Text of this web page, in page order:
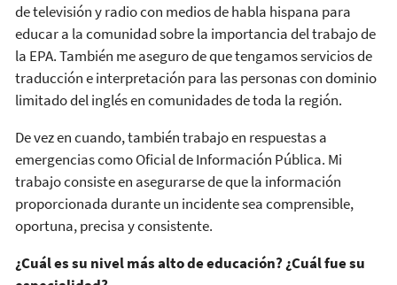
de televisión y radio con medios de habla hispana para
educar a la comunidad sobre la importancia del trabajo de
la EPA. También me aseguro de que tengamos servicios de
traducción e interpretación para las personas con dominio
limitado del inglés en comunidades de toda la región.
De vez en cuando, también trabajo en respuestas a
emergencias como Oficial de Información Pública. Mi
trabajo consiste en asegurarse de que la información
proporcionada durante un incidente sea comprensible,
oportuna, precisa y consistente.
¿Cuál es su nivel más alto de educación? ¿Cuál fue su